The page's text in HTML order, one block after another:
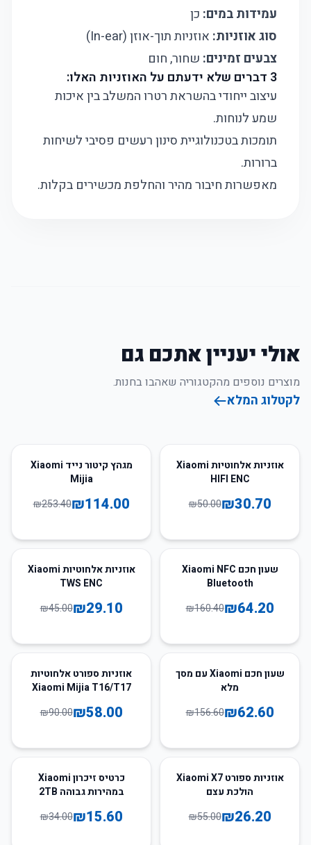
עמידות במים: כן
סוג אוזניות: אוזניות תוך-אוזן (In-ear)
צבעים זמינים: שחור, חום
3 דברים שלא ידעתם על האוזניות האלו:
עיצוב ייחודי בהשראת רטרו המשלב בין איכות
שמע לנוחות.
תומכות בטכנולוגיית סינון רעשים פסיבי לשיחות
ברורות.
מאפשרות חיבור מהיר והחלפת מכשירים בקלות.
אולי יעניין אתכם גם
מוצרים נוספים מהקטגוריה שאהבו בחנות.
לקטלוג המלא
39%
אוזניות אלחוטיות Xiaomi
HIFI ENC
₪30.70
₪50.00
55
מגהץ קיטור נייד Xiaomi
Mijia
₪114.00
₪253.40
60
שעון חכם Xiaomi NFC
Bluetooth
₪64.20
₪160.40
35%
אוזניות אלחוטיות Xiaomi
TWS ENC
₪29.10
₪45.00
60%
שעון חכם Xiaomi עם מסך
מלא
₪62.60
₪156.60
36
אוזניות ספורט אלחוטיות
Xiaomi Mijia T16/T17
₪58.00
₪90.00
52%
אוזניות ספורט Xiaomi X7
הולכת עצם
₪26.20
₪55.00
54
כרטיס זיכרון Xiaomi
במהירות גבוהה 2TB
₪15.60
₪34.00